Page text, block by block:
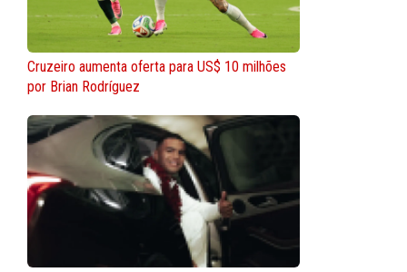
Cruzeiro aumenta oferta para US$ 10 milhões
por Brian Rodríguez